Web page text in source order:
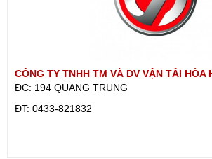
CÔNG TY TNHH TM VÀ DV VẬN TẢI HÒA
ĐC: 194 QUANG TRUNG
ÐT: 0433-821832